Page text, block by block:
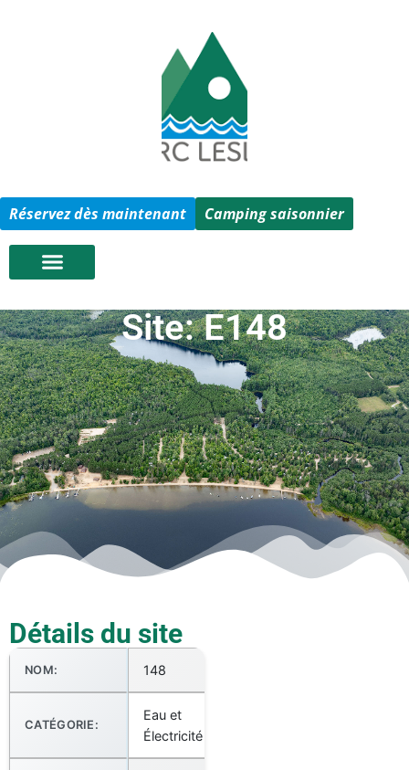
Réservez dès maintenant Camping saisonnier
Site: E148
Détails du site
NOM: 148
CATÉGORIE:
Eau et
Électricité